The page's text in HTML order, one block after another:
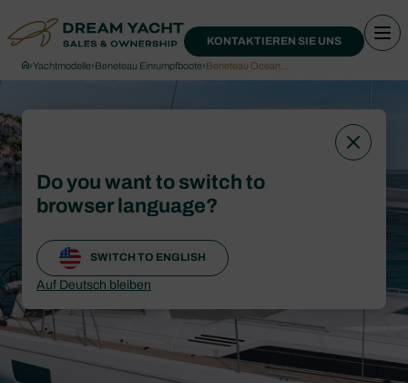
KONTAKTIEREN SIE UNS
›Yachtmodelle›Beneteau Einrumpfboote›Beneteau Ocean…
Do you want to switch to
browser language?
SWITCH TO ENGLISH
Auf Deutsch bleiben